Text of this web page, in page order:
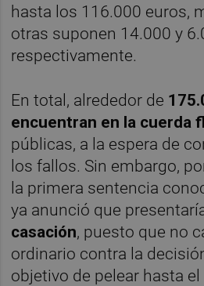
hasta los 116.000 euros,
otras suponen 14.000 y
respectivamente.
En total, alrededor de
encuentran en la cuerda
públicas, a la espera de
los fallos. Sin embargo,
la primera sentencia
ya anunció que
casación, puesto que no
ordinario contra la
objetivo de pelear hasta